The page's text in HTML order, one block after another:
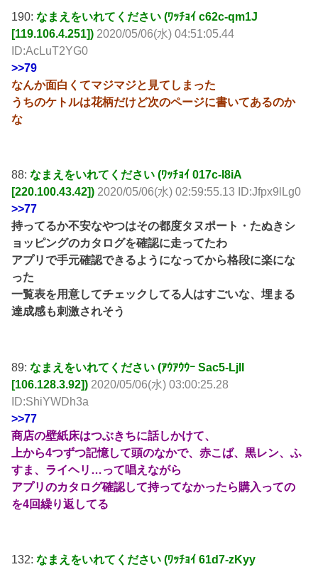
190:なまえをいれてください (ﾜｯﾁｮｲ c62c-qm1J
[119.106.4.251]) 2020/05/06(水) 04:51:05.44
ID:AcLuT2YG0
>>79
なんか面白くてマジマジと見てしまった
うちのケトルは花柄だけど次のページに書いてあるのか
な
88:なまえをいれてください (ﾜｯﾁｮｲ 017c-I8iA
[220.100.43.42]) 2020/05/06(水) 02:59:55.13 ID:Jfpx9lLg0
>>77
持ってるか不安なやつはその都度タヌポート・たぬきシ
ョッピングのカタログを確認に走ってたわ
アプリで手元確認できるようになってから格段に楽にな
った
一覧表を用意してチェックしてる人はすごいな、埋まる
達成感も刺激されそう
89:なまえをいれてください (ｱｳｱｳｳｰ Sac5-LjII
[106.128.3.92]) 2020/05/06(水) 03:00:25.28
ID:ShiYWDh3a
>>77
商店の壁紙床はつぶきちに話しかけて、
上から4つずつ記憶して頭のなかで、赤こば、黒レン、ふ
すま、ライヘリ…って唱えながら
アプリのカタログ確認して持ってなかったら購入っての
を4回繰り返してる
132:なまえをいれてください (ﾜｯﾁｮｲ 61d7-zKyy